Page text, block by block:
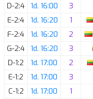
D-2:4 1d. 16:00 3
E-2:4
1d. 16:20 1
F-2:4
1d. 16:20 2
G-2:4 1d. 16:20 3
D-1:2
1d. 17:00 2
E-1:2
1d. 17:00 3
C-1:2
1d. 17:00 1